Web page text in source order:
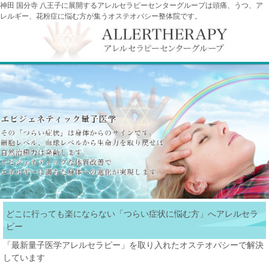
神田 国分寺 八王子に展開するアレルセラピーセンターグループは頭痛、うつ、ア
レルギー、花粉症に悩む方が集うオステオパシー整体院です。
どこに行っても楽にならない「つらい症状に悩む方」へアレルセラ
ピー
「最新量子医学アレルセラピー」を取り入れたオステオパシーで解決
しています